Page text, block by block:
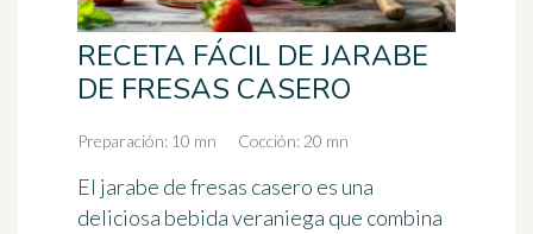
RECETA FÁCIL DE JARABE
DE FRESAS CASERO
Preparación: 10 mn Cocción: 20 mn
El jarabe de fresas casero es una
deliciosa bebida veraniega que combina